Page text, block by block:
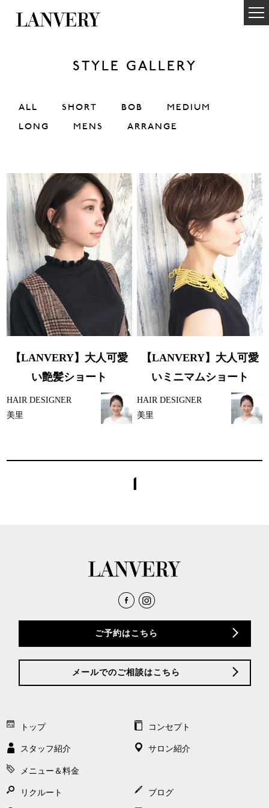
STYLE GALLERY
ALL SHORT BOB MEDIUM
LONG MENS ARRANGE
【LANVERY】大人可愛
い艶髪ショート
HAIR DESIGNER
美里
【LANVERY】大人可愛
いミニマムショート
HAIR DESIGNER
美里
1
ご予約はこちら
メールでのご相談はこちら
トップ コンセプト
スタッフ紹介 サロン紹介
メニュー＆料金
リクルート ブログ